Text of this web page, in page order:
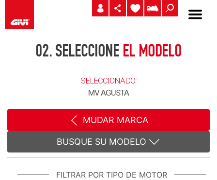
02.SELECCIONE EL MODELO
SELECCIONADO:
MV AGUSTA
MUDAR MARCA
BUSQUE SU MODELO
FILTRAR POR TIPO DE MOTOR